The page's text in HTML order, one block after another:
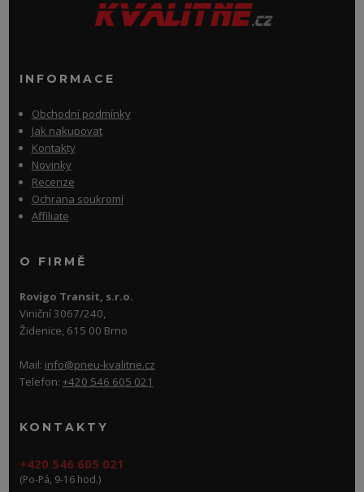
INFORMACE
Obchodní podmínky
Jak nakupovat
Kontakty
Novinky
Recenze
Ochrana soukromí
Affiliate
O FIRMĚ
Rovigo Transit, s.r.o.
Viniční 3067/240,
Židenice, 615 00 Brno
Mail: info@pneu-kvalitne.cz
Telefon: +420 546 605 021
KONTAKTY
+420 546 605 021
(Po-Pá, 9-16 hod.)